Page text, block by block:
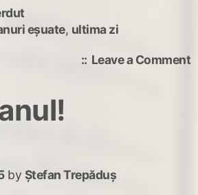
eșuate, ultima zi
Leave a Commenton
by Ștefan Trepăduș